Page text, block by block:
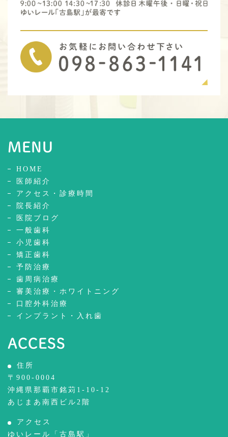
MENU
HOME
医師紹介
アクセス・診療時間
院長紹介
医院ブログ
一般歯科
小児歯科
矯正歯科
予防治療
歯周病治療
審美治療・ホワイトニング
口腔外科治療
インプラント・入れ歯
ACCESS
住所
〒900-0004
沖縄県那覇市銘苅1-10-12
あじまあ南西ビル2階
アクセス
ゆいレール「古島駅」